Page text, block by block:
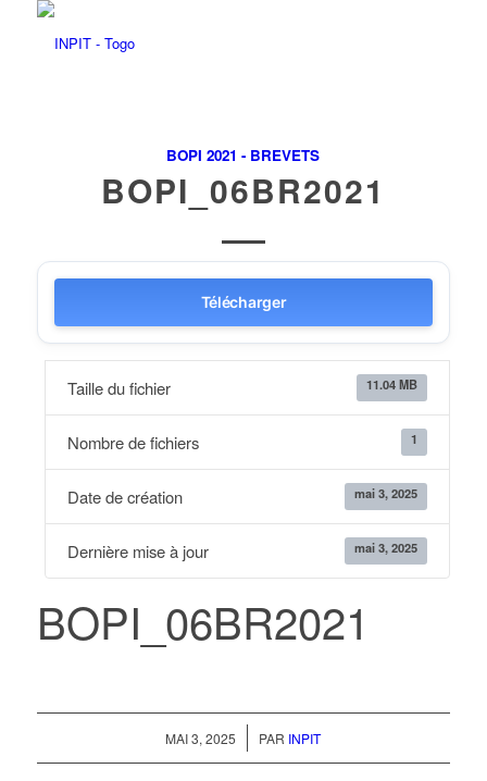
BOPI 2021 - BREVETS
BOPI_06BR2021
Télécharger
Taille du fichier 11.04 MB
Nombre de fichiers 1
Date de création mai 3, 2025
Dernière mise à jour mai 3, 2025
BOPI_06BR2021
MAI 3, 2025
/ PAR INPIT